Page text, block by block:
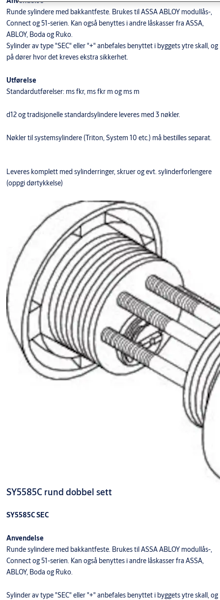
Runde sylindere med bakkantfeste. Brukes til ASSA ABLOY modullås-,
Connect og 51-serien. Kan også benyttes i andre låskasser fra ASSA,
ABLOY, Boda og Ruko.
Sylinder av type "SEC" eller "+" anbefales benyttet i byggets ytre skall, og
på dører hvor det kreves ekstra sikkerhet.
Utførelse
Standardutførelser: ms fkr, ms fkr m og ms m
d12 og tradisjonelle standardsylindere leveres med 3 nøkler.
Nøkler til systemsylindere (Triton, System 10 etc.) må bestilles separat.
Leveres komplett med sylinderringer, skruer og evt. sylinderforlengere
(oppgi dørtykkelse)
SY5585C rund dobbel sett
SY5585C SEC
Anvendelse
Runde sylindere med bakkantfeste. Brukes til ASSA ABLOY modullås-,
Connect og 51-serien. Kan også benyttes i andre låskasser fra ASSA,
ABLOY, Boda og Ruko.
Sylinder av type "SEC" eller "+" anbefales benyttet i byggets ytre skall, og